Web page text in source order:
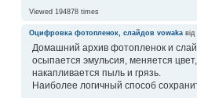
Viewed 194878 times
Оцифровка фотопленок, слайдов vowaka
Домашний архив фотопленок и
осыпается эмульсия, меняется
накапливается пыль и грязь.
Наиболее логичный способ